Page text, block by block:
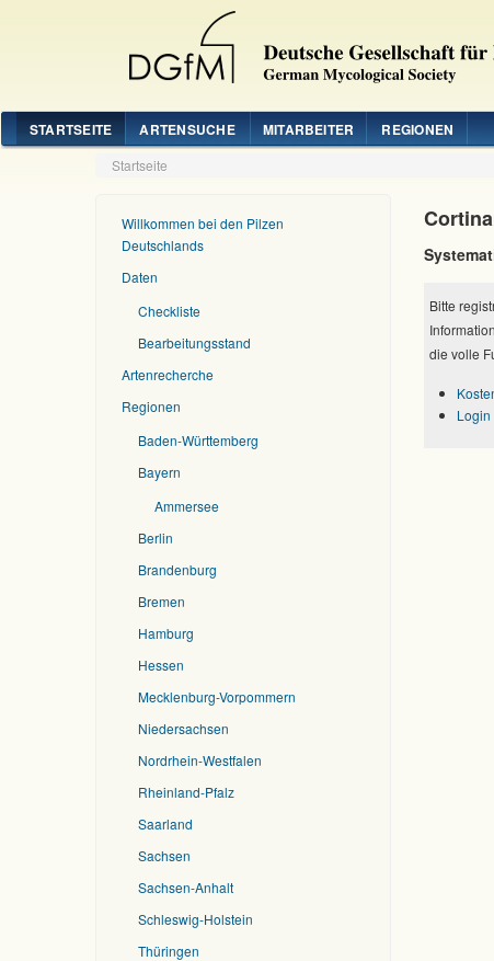
STARTSEITE ARTENSUCHE MITARBEITER REGIONEN
Startseite
Willkommen bei den Pilzen
Deutschlands
Daten
Checkliste
Bearbeitungsstand
Artenrecherche
Regionen
Baden-Württemberg
Bayern
Ammersee
Berlin
Brandenburg
Bremen
Hamburg
Hessen
Mecklenburg-Vorpommern
Niedersachsen
Nordrhein-Westfalen
Rheinland-Pfalz
Saarland
Sachsen
Sachsen-Anhalt
Schleswig-Holstein
Thüringen
Bitte
die volle
Login